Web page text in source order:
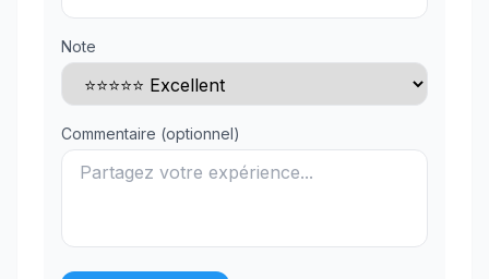
Note
Commentaire (optionnel)